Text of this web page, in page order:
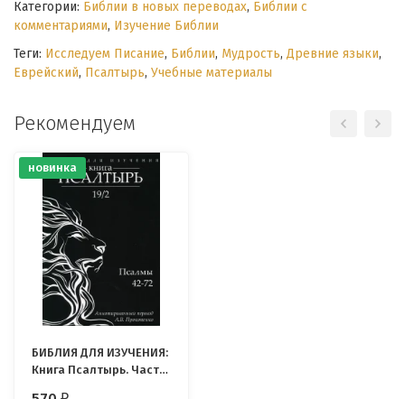
Категории: Библии в новых переводах, Библии с
комментариями, Изучение Библии
Теги: Исследуем Писание, Библии, Мудрость, Древние языки,
Еврейский, Псалтырь, Учебные материалы
Рекомендуем
новинка
БИБЛИЯ ДЛЯ ИЗУЧЕНИЯ:
Книга Псалтырь. Часть